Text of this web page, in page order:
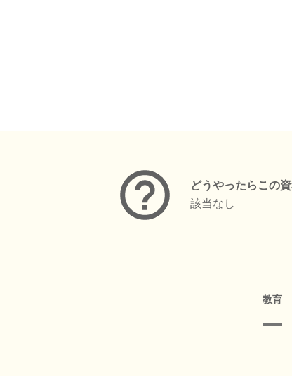
どうやったらこの
該当なし
教育